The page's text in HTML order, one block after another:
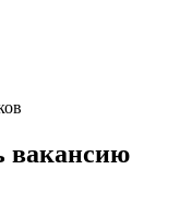
вакансию